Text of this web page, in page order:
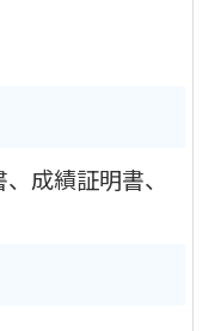
成績証明書、